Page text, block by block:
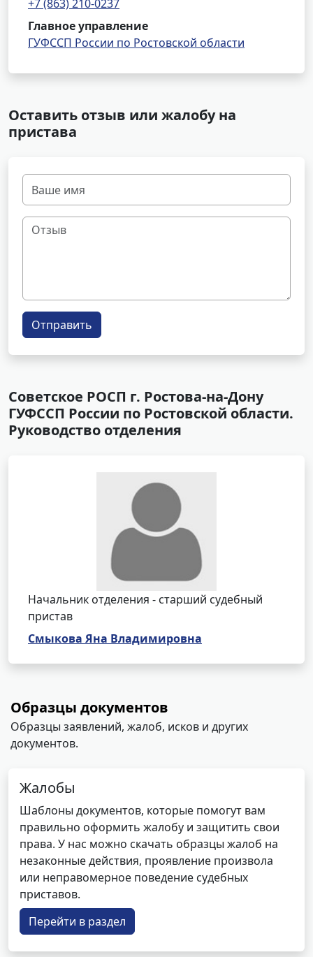
+7 (863) 210-0237
Главное управление
ГУФССП России по Ростовской области
Оставить отзыв или жалобу на
пристава
Отправить
Советское РОСП г. Ростова-на-Дону
ГУФССП России по Ростовской области.
Руководство отделения
Начальник отделения - старший судебный
пристав
Смыкова Яна Владимировна
Образцы документов
Образцы заявлений, жалоб, исков и других
документов.
Жалобы
Шаблоны документов, которые помогут вам
правильно оформить жалобу и защитить свои
права. У нас можно скачать образцы жалоб на
незаконные действия, проявление произвола
или неправомерное поведение судебных
приставов.
Перейти в раздел